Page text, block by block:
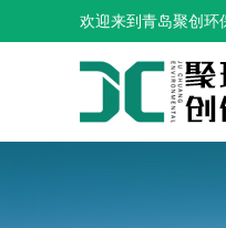
欢迎来到青岛聚创环